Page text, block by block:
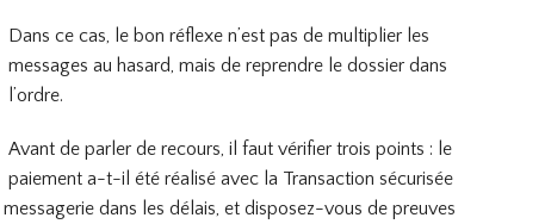
Dans ce cas, le bon réflexe n’est pas de multiplier les
messages au hasard, mais de reprendre le dossier dans
l’ordre.
Avant de parler de recours, il faut vérifier trois points : le
paiement a-t-il été réalisé avec la Transaction sécurisée
dans les délais, et disposez-vous de preuves